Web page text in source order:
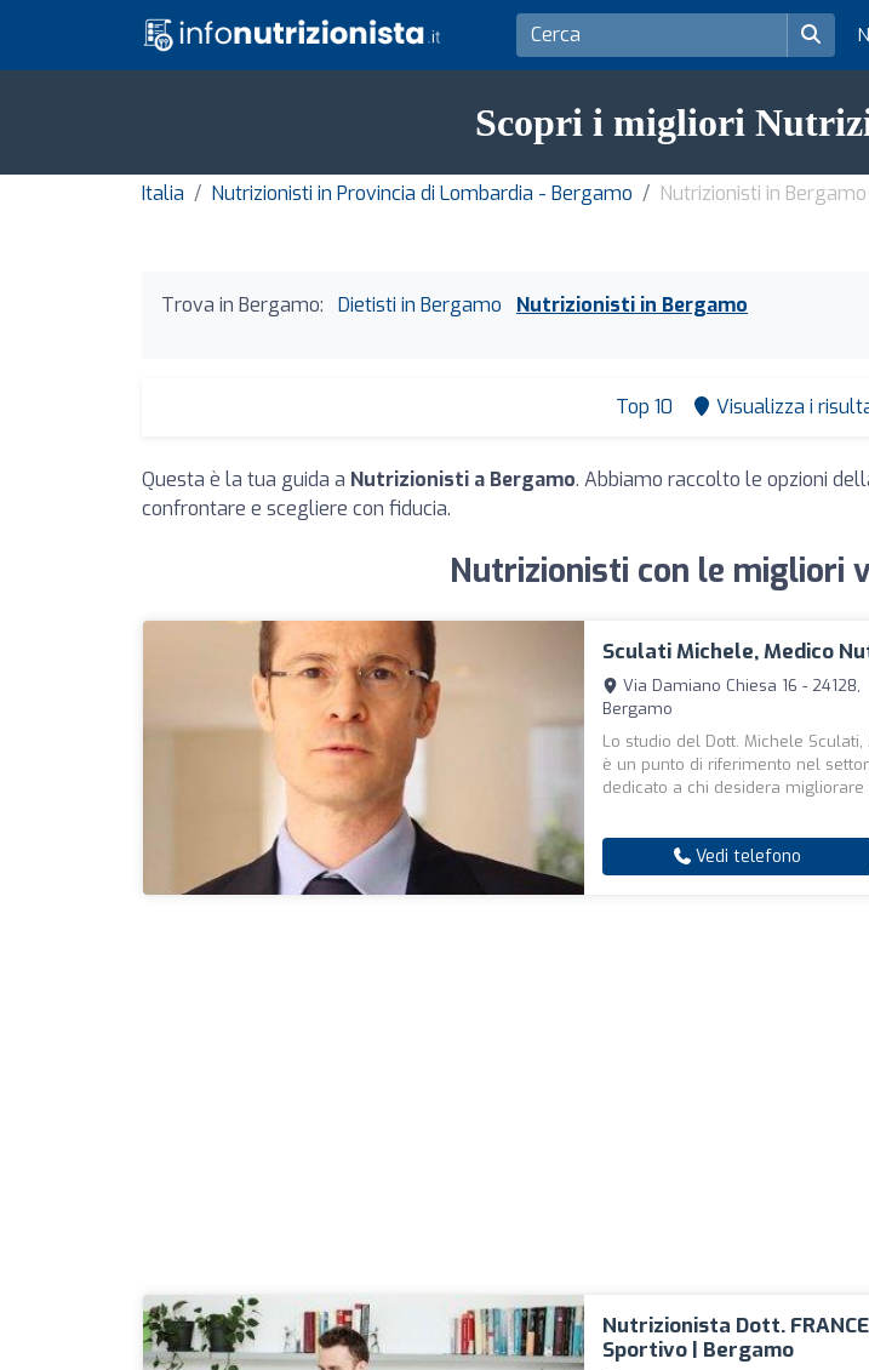
Scopri i migliori
Italia Nutrizionisti in Provincia di Lombardia - Bergamo Nutrizionisti in Bergamo
Trova in Bergamo: Dietisti in Bergamo Nutrizionisti in Bergamo
Top 10 Visualizza i
Questa è la tua guida a Nutrizionisti a Bergamo. Abbiamo raccolto le opzioni
confrontare e scegliere con fiducia.
Nutrizionisti con le migliori
Sculati Michele, Medico
Via Damiano Chiesa 16 - 24128,
Bergamo
Lo studio del Dott. Michele
è un punto di riferimento nel
dedicato a chi desidera migliorare
Vedi telefono
Nutrizionista Dott.
Sportivo | Bergamo